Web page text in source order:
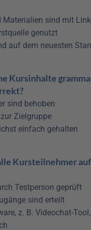
Materialien sind mit
genutzt
auf dem neuesten
Kursinhalte
sind behoben
Zielgruppe
einfach gehalten
Kursteilnehmer
Testperson geprüft
sind erteilt
z. B. Videochat-